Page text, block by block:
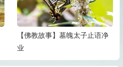
【佛教故事】墓魄太子止语净
业